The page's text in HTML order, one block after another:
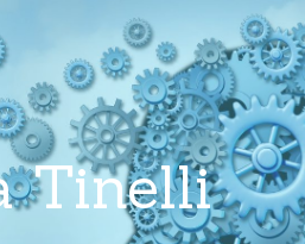
Tinelli